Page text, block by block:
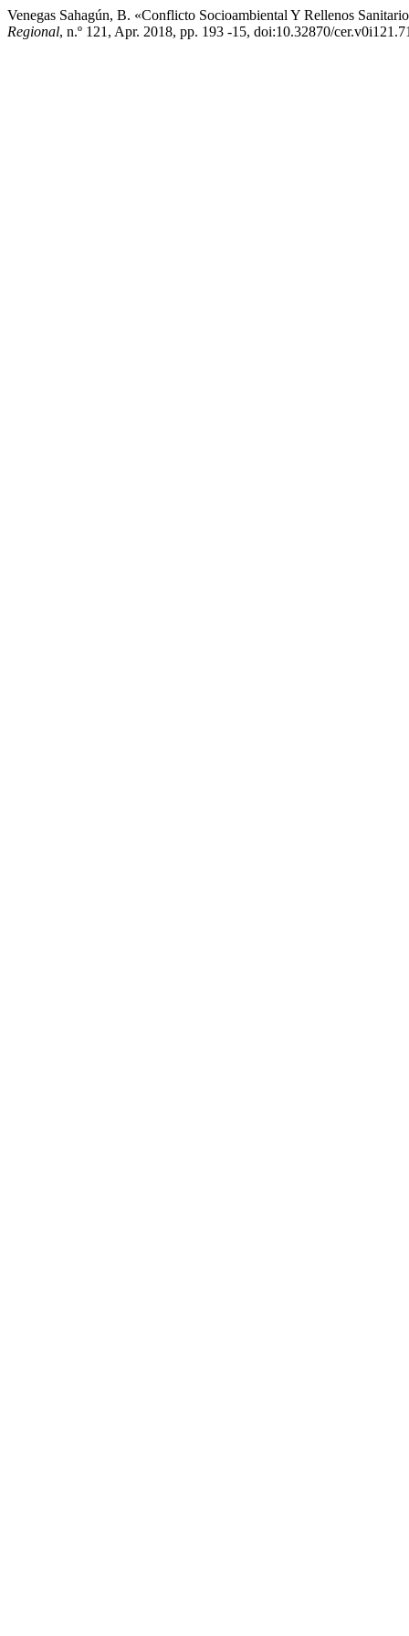
Venegas Sahagún, B. «Conflicto Socioambiental Y Rellenos
Regional, n.º 121, Apr. 2018, pp. 193 -15, doi:10.32870/